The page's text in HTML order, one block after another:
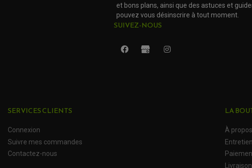
et bons plans, ainsi que des astuces et
pouvez vous désinscrire à tout moment.
SUIVEZ-NOUS
SERVICES CLIENTS
Connexion
Suivre mes commandes
Contactez-nous
LA
À
Livraison